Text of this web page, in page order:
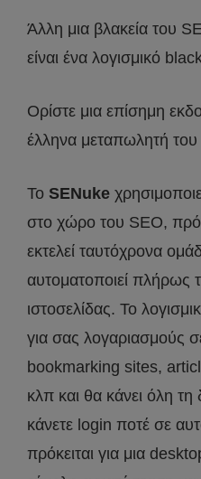
Άλλη μια βλακεία του
είναι ένα λογισμικό
Ορίστε μια επίσημη
έλληνα μεταπωλητή του
Το SENuke
στο χώρο του SEO,
εκτελεί ταυτόχρονα
αυτοματοποιεί πλήρως
ιστοσελίδας. Το
για σας λογαριασμούς
bookmarking sites,
κλπ και θα κάνει όλη
κάνετε login ποτέ σε
πρόκειται για μια